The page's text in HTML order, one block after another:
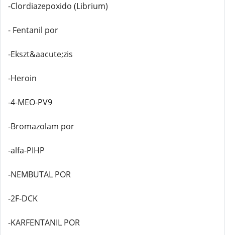
-Clordiazepoxido (Librium)
- Fentanil por
-Ekszt&aacute;zis
-Heroin
-4-MEO-PV9
-Bromazolam por
-alfa-PIHP
-NEMBUTAL POR
-2F-DCK
-KARFENTANIL POR